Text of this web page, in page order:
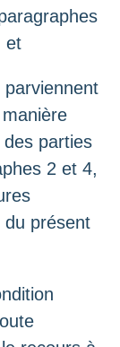
et
parties
2 et 4,
du présent